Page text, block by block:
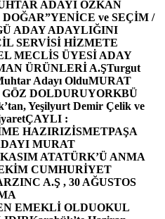
ADAYI ÖZKAN
YENİCE ve SEÇİM /
ADAY ADAYLIĞINI
SERVİSİ HİZMETE
MECLİS ÜYESİ ADAY
ÜRÜNLERİ A.ŞTurgut
Adayı OlduMURAT
DOLDURUYORKBÜ
Yeşilyurt Demir Çelik ve
ÇAYLI :
HAZIRIZİSMETPAŞA
MURAT
ATATÜRK’Ü ANMA
CUMHURİYET
A.Ş , 30 AĞUSTOS
EMEKLİ OLDUOKUL